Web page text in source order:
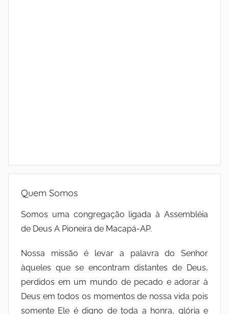
Quem Somos
Somos uma congregação ligada à Assembléia
de Deus A Pioneira de Macapá-AP.
Nossa missão é levar a palavra do Senhor
àqueles que se encontram distantes de Deus,
perdidos em um mundo de pecado e adorar à
Deus em todos os momentos de nossa vida pois
somente Ele é digno de toda a honra, glória e